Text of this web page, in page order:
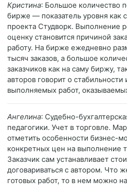
Кристина: Большое количество
бирже — показатель уровня как
проекта Студворк. Выполнение
оценку становится причиной
работу. На бирже ежедневно
тысяч заказов, а большое
заказчиков как на саму биржу,
авторов говорит о стабильности
выполняемых работ,
Ангелина: Судебно-
педагогики. Учет в торговле.
отметить особенности бизнес-
конкретных цен на выполнение
Заказчик сам устанавливает
договариваться с автором. Что
готовых работ, то в нем можно